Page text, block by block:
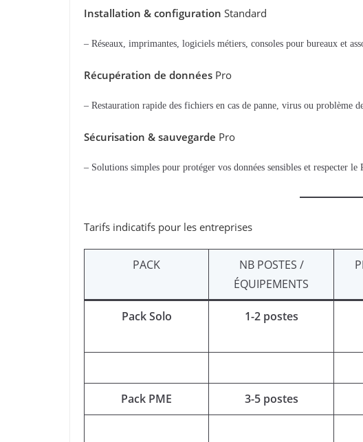
Installation & configuration Standard
– Réseaux, imprimantes, logiciels métiers, consoles pour bureaux et
Récupération de données Pro
– Restauration rapide des fichiers en cas de panne, virus ou problème
Sécurisation & sauvegarde Pro
– Solutions simples pour protéger vos données sensibles et respecter le
Tarifs indicatifs pour les entreprises
PACK
NB POSTES /
ÉQUIPEMENTS
Pack Solo 1-2 postes
Pack PME 3-5 postes